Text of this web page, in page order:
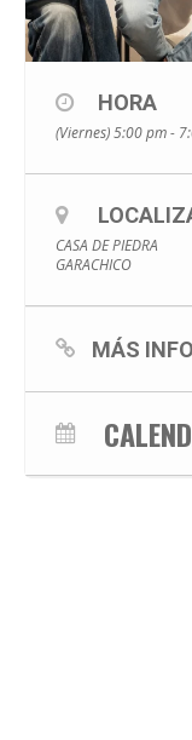
HORA
(Viernes) 5:00 pm -
CASA DE PIEDRA
GARACHICO
MÁS INFO